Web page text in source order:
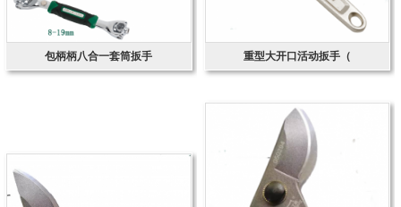
包柄柄八合一套筒扳手 重型大开口活动扳手（